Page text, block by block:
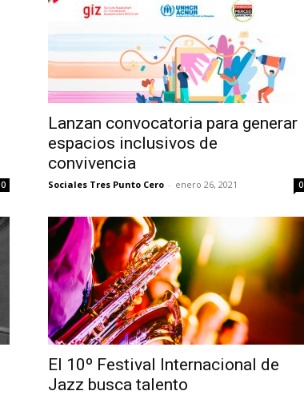
0
Lanzan convocatoria para generar
espacios inclusivos de
convivencia
Sociales Tres Punto Cero - enero 26, 2021 0
El 10º Festival Internacional de
Jazz busca talento